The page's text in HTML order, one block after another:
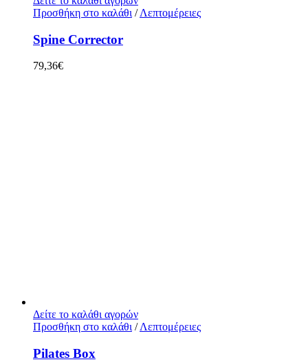
Προσθήκη στο καλάθι / Λεπτομέρειες
Spine Corrector
79,36€
Δείτε το καλάθι αγορών
Προσθήκη στο καλάθι / Λεπτομέρειες
Pilates Box